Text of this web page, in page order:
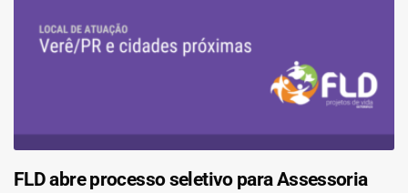
FLD abre processo seletivo para Assessoria